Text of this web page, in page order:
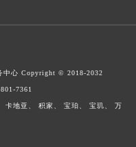
中心 Copyright © 2018-2032
7361
卡地亚 积家 宝珀 宝玑 万